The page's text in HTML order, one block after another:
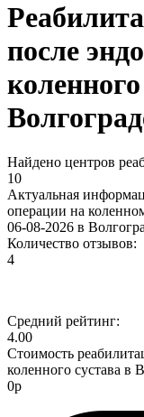
после
Найдено центров
10
Актуальная
операции на
06-08-2026 в
Количество отзывов:
4
Средний рейтинг:
4.00
Стоимость
коленного сустава в
0р